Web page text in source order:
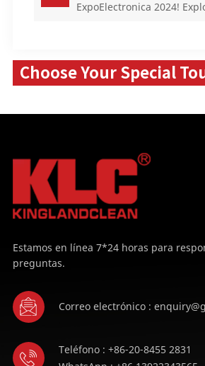
ExpoElectronica 2024!
Choose Your Special
Estamos en línea 7*24 horas para
preguntas.
Correo electrónico :
Teléfono : +86-20-8455 2831